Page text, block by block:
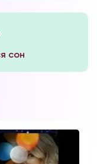
сон